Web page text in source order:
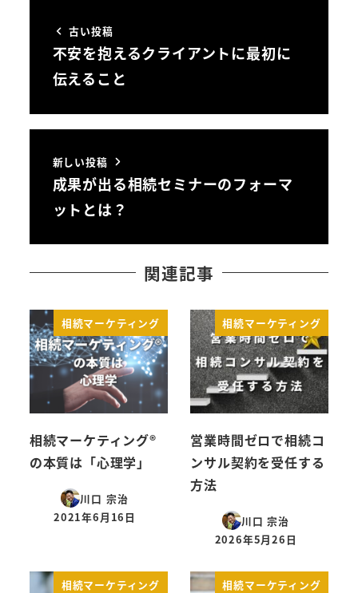
古い投稿
不安を抱えるクライアントに最初に
伝えること
新しい投稿
成果が出る相続セミナーのフォーマ
ットとは？
関連記事
相続マーケティング
相続マーケティング®️
の本質は「心理学」
川口 宗治
投稿日
2021年6月16日
相続マーケティング
営業時間ゼロで相続コ
ンサル契約を受任する
方法
川口 宗治
投稿日
2026年5月26日
相続マーケティング 相続マーケティング